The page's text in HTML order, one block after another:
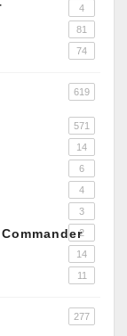
4
81
74
619
571
14
6
4
3
Commander2
14
11
277